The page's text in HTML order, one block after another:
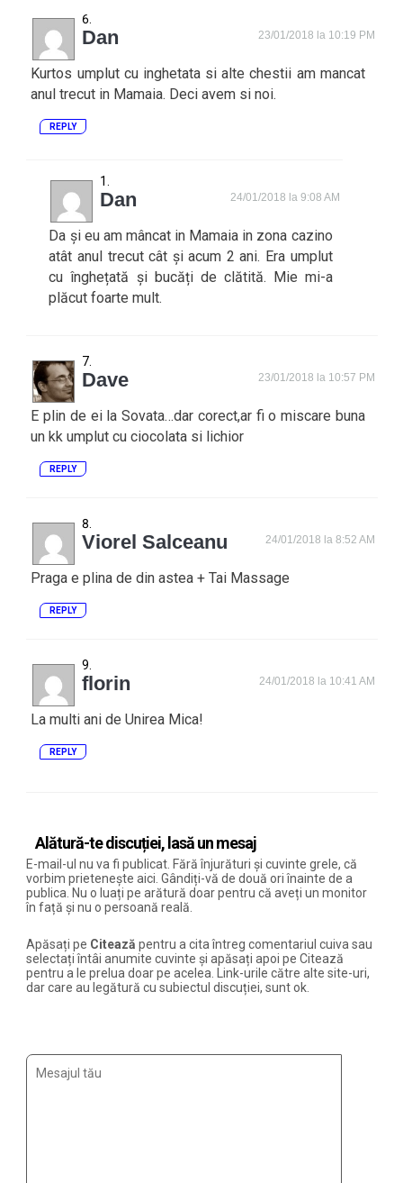
Dan 23/01/2018 la 10:19 PM
Kurtos umplut cu inghetata si alte chestii am mancat
anul trecut in Mamaia. Deci avem si noi.
REPLY
Dan 24/01/2018 la 9:08 AM
Da și eu am mâncat in Mamaia in zona cazino
atât anul trecut cât și acum 2 ani. Era umplut
cu înghețată și bucăți de clătită. Mie mi-a
plăcut foarte mult.
Dave 23/01/2018 la 10:57 PM
E plin de ei la Sovata…dar corect,ar fi o miscare buna
un kk umplut cu ciocolata si lichior
REPLY
Viorel Salceanu 24/01/2018 la 8:52 AM
Praga e plina de din astea + Tai Massage
REPLY
florin 24/01/2018 la 10:41 AM
La multi ani de Unirea Mica!
REPLY
Alătură-te discuției, lasă un mesaj
E-mail-ul nu va fi publicat. Fără înjurături și cuvinte grele, că
vorbim prietenește aici. Gândiți-vă de două ori înainte de a
publica. Nu o luați pe arătură doar pentru că aveți un monitor
în față și nu o persoană reală.
Apăsați pe Citează pentru a cita întreg comentariul cuiva sau
selectați întâi anumite cuvinte și apăsați apoi pe Citează
pentru a le prelua doar pe acelea. Link-urile către alte site-uri,
dar care au legătură cu subiectul discuției, sunt ok.